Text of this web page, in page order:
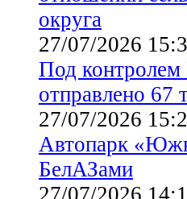
округа
27/07/2026
Под контролем
отправлено 67
27/07/2026
Автопарк
БелАЗами
27/07/2026